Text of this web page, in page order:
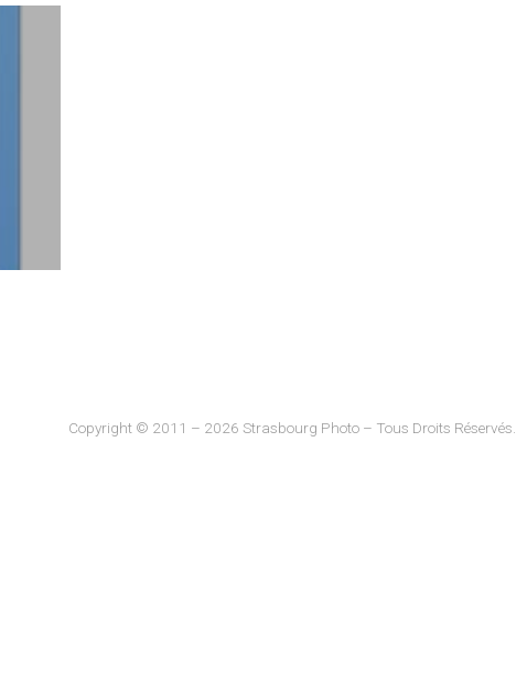
Copyright © 2011 – 2026 Strasbourg Photo – Tous Droits Réservés.